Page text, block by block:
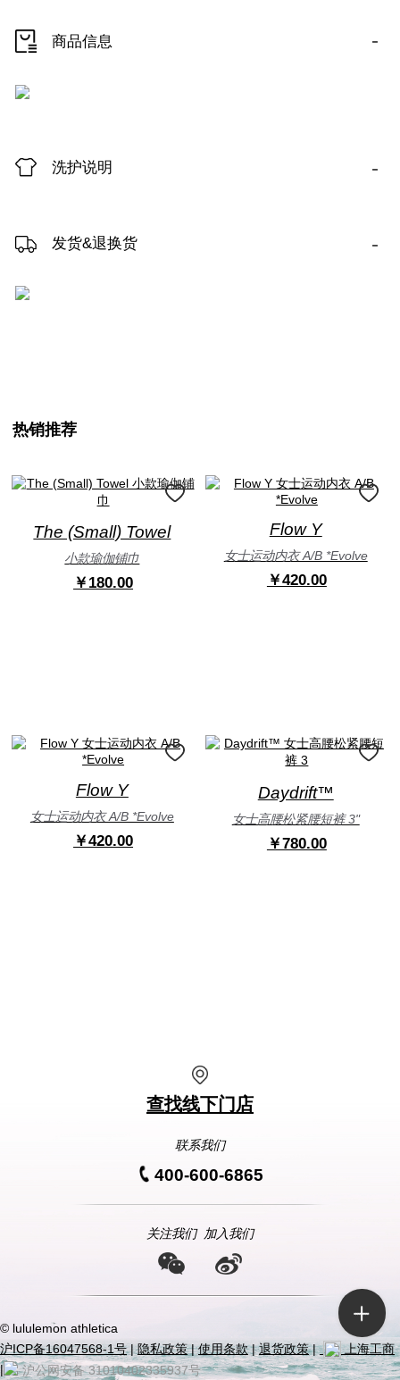
商品信息 -
洗护说明 -
发货&退换货 -
热销推荐
The (Small) Towel
小款瑜伽铺巾
￥180.00
Flow Y
女士运动内衣 A/B *Evolve
￥420.00
Flow Y
女士运动内衣 A/B *Evolve
￥420.00
Daydrift™
女士高腰松紧腰短裤 3"
￥780.00
查找线下门店
联系我们
400-600-6865
关注我们 加入我们
© lululemon athletica
沪ICP备16047568-1号|隐私政策|使用条款|退货政策|
上海工商
|
沪公网安备 31010402335937号